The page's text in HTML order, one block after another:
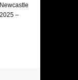
–